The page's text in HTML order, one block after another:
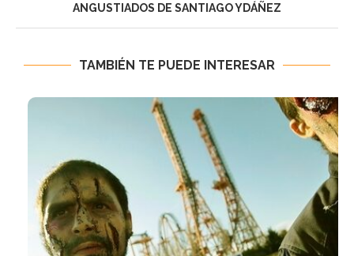
ANGUSTIADOS DE SANTIAGO YDÁÑEZ
TAMBIÉN TE PUEDE INTERESAR